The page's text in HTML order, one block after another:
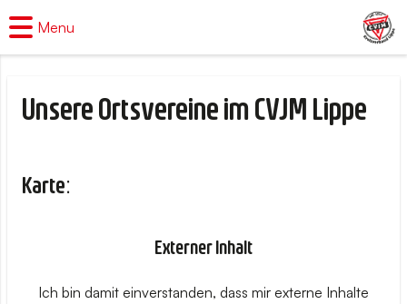
Menu
Unsere Ortsvereine im CVJM Lippe
Karte:
Externer Inhalt
Ich bin damit einverstanden, dass mir externe Inhalte